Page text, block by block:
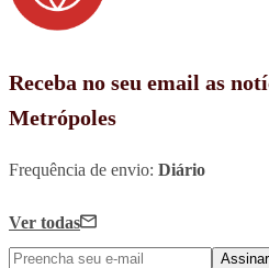
Receba no seu email as
Metrópoles
Frequência de envio: Diário
Ver todas
Assinar